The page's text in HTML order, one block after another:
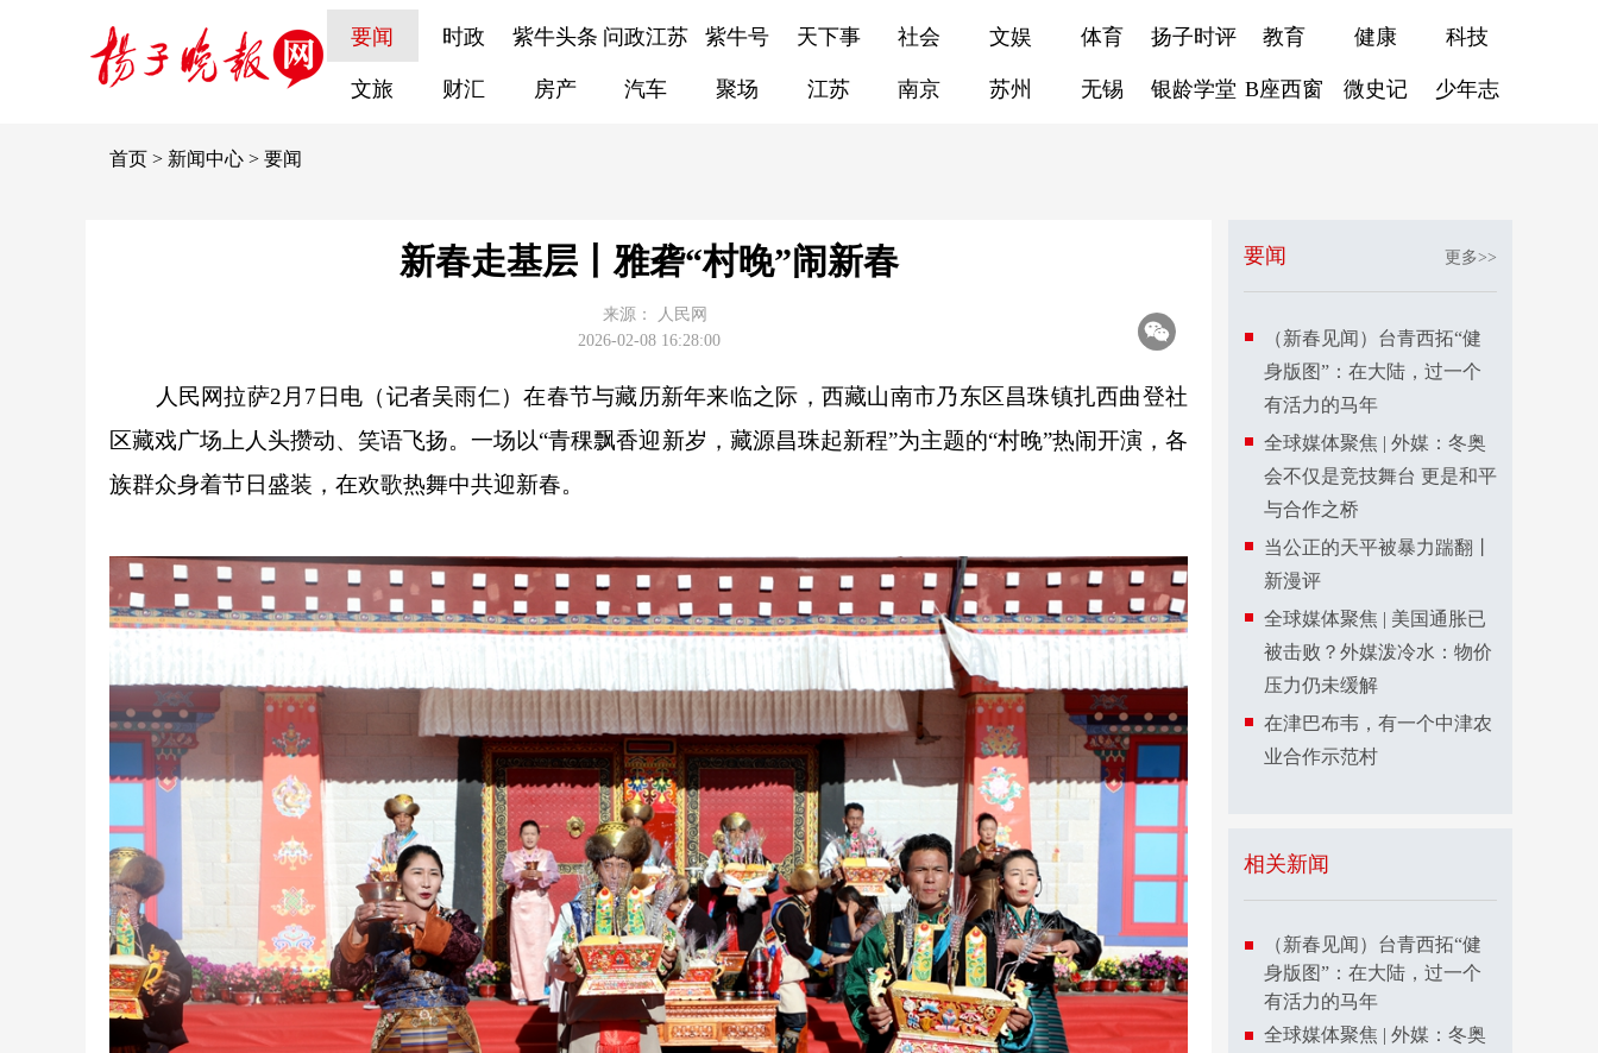
要闻 时政 紫牛头条 问政江苏 紫牛号 天下事 社会 文娱 体育 扬子时评 教育 健康 科技
文旅 财汇 房产 汽车 聚场 江苏 南京 苏州 无锡 银龄学堂 B座西窗 微史记 少年志
首页 > 新闻中心 > 要闻
新春走基层丨雅砻“村晚”闹新春
来源：
人民网
2026-02-08 16:28:00
人民网拉萨2月7日电（记者吴雨仁）在春节与藏历新年来临之际，西藏山南市乃东区昌珠镇扎西曲登社
区藏戏广场上人头攒动、笑语飞扬。一场以“青稞飘香迎新岁，藏源昌珠起新程”为主题的“村晚”热闹开演，各
族群众身着节日盛装，在欢歌热舞中共迎新春。
要闻 更多>>
（新春见闻）台青西拓“健
身版图”：在大陆，过一个
有活力的马年
全球媒体聚焦 | 外媒：冬奥
会不仅是竞技舞台 更是和平
与合作之桥
当公正的天平被暴力踹翻丨
新漫评
全球媒体聚焦 | 美国通胀已
被击败？外媒泼冷水：物价
压力仍未缓解
在津巴布韦，有一个中津农
业合作示范村
相关新闻
（新春见闻）台青西拓“健
身版图”：在大陆，过一个
有活力的马年
全球媒体聚焦 | 外媒：冬奥